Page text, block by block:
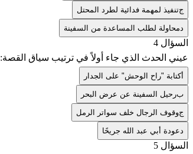
جتنفيذ لمهمة فدائية لطرد المحتل
د محاولة لطلب المساعدة من السفينة
السؤال 4
عيني الحدث الذي جاء أولاً في ترتيب سياق القصة:
أكتابة "راح الوحش" على الجدار
برحيل السفينة عن عرض البحر
جوقوف الرجال خلف سواتر الرمل
د عودة أبي عبد الله جريحًا
السؤال 5